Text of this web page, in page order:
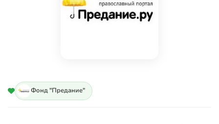
Фонд "Предание"